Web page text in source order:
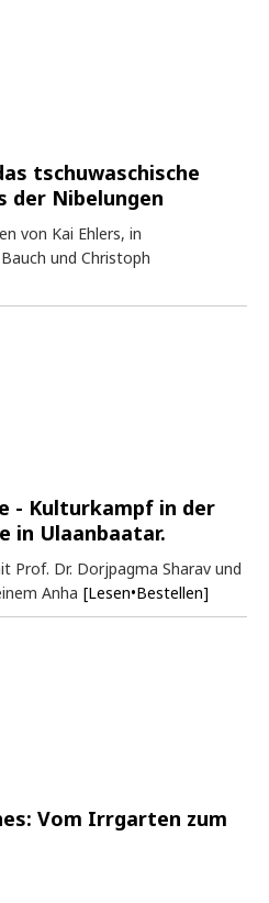
tschuwaschische
der Nibelungen
von Kai Ehlers, in
und Christoph
- Kulturkampf in der
in Ulaanbaatar.
Prof. Dr. Dorjpagma Sharav und
Anha [Lesen•Bestellen]
Vom Irrgarten zum